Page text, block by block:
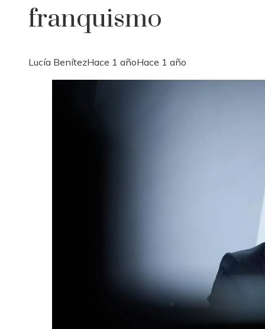
franquismo
Lucía BenítezHace 1 añoHace 1 año